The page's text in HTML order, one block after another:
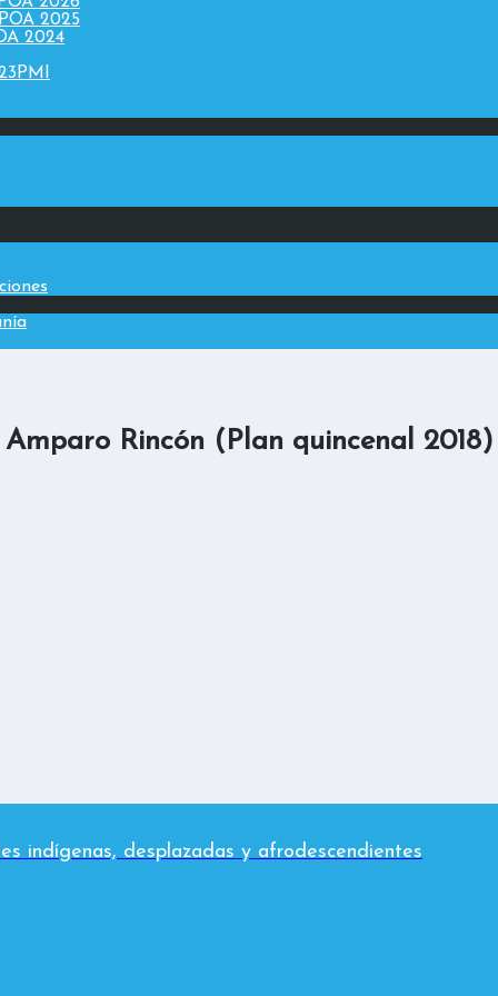
2025
2024
Amparo Rincón (Plan quincenal 2018)
indígenas, desplazadas y afrodescendientes